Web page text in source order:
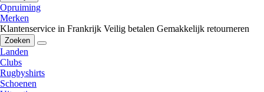
Opruiming
Merken
Klantenservice in Frankrijk Veilig betalen Gemakkelijk retourneren
Zoeken
Landen
Clubs
Rugbyshirts
Schoenen